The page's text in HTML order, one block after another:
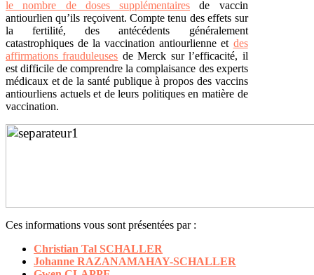
le nombre de doses supplémentaires de vaccin
antiourlien qu’ils reçoivent. Compte tenu des effets sur
la fertilité, des antécédents généralement
catastrophiques de la vaccination antiourlienne et des
affirmations frauduleuses de Merck sur l’efficacité, il
est difficile de comprendre la complaisance des experts
médicaux et de la santé publique à propos des vaccins
antiourliens actuels et de leurs politiques en matière de
vaccination.
Ces informations vous sont présentées par :
Christian Tal SCHALLER
Johanne RAZANAMAHAY-SCHALLER